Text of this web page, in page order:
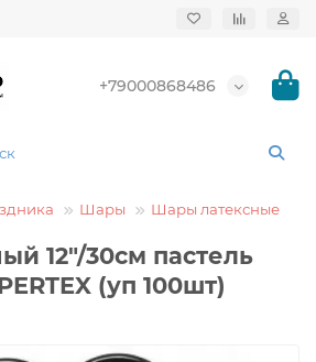
+79000868486
Шары Шары латексные
12"/30см пастель
(уп 100шт)